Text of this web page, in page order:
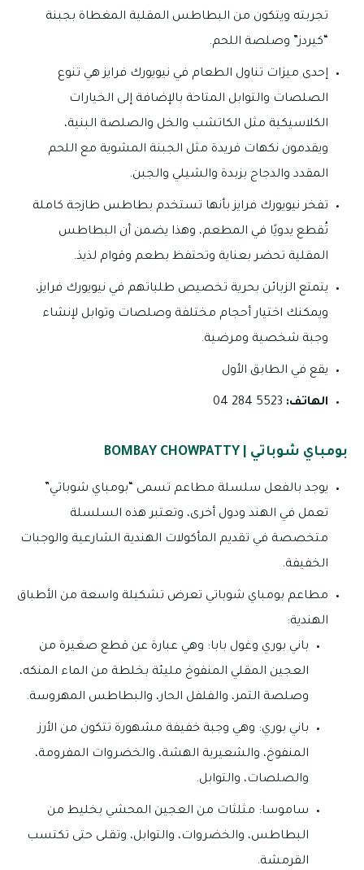
تجربته ويتكون من البطاطس المقلية المغطاة بجبنة
“كيردز” وصلصة اللحم.
إحدى ميزات تناول الطعام في نيويورك فرايز هي تنوع
الصلصات والتوابل المتاحة بالإضافة إلى الخيارات
الكلاسيكية مثل الكاتشب والخل والصلصة البنية،
ويقدمون نكهات فريدة مثل الجبنة المشوية مع اللحم
المقدد والدجاج بزبدة والشيلي والجبن.
تفخر نيويورك فرايز بأنها تستخدم بطاطس طازجة كاملة
تُقطع يدويًا في المطعم، وهذا يضمن أن البطاطس
المقلية تحضر بعناية وتحتفظ بطعم وقوام لذيذ.
يتمتع الزبائن بحرية تخصيص طلباتهم في نيويورك فرايز،
ويمكنك اختيار أحجام مختلفة وصلصات وتوابل لإنشاء
وجبة شخصية ومرضية.
يقع في الطابق الأول
الهاتف:
بومباي شوباتي | BOMBAY CHOWPATTY
يوجد بالفعل سلسلة مطاعم تسمى “بومباي شوباتي”
تعمل في الهند ودول أخرى، وتعتبر هذه السلسلة
متخصصة في تقديم المأكولات الهندية الشارعية والوجبات
الخفيفة.
مطاعم بومباي شوباتي تعرض تشكيلة واسعة من الأطباق
الهندية:
باني بوري وغول بابا: وهي عبارة عن قطع صغيرة من
العجين المقلي المنفوخ مليئة بخلطة من الماء المنكه،
وصلصة التمر، والفلفل الحار، والبطاطس المهروسة.
باني بوري: وهي وجبة خفيفة مشهورة تتكون من الأرز
المنفوخ، والشعيرية الهشة، والخضروات المفرومة،
والصلصات، والتوابل.
ساموسا: مثلثات من العجين المحشي بخليط من
البطاطس، والخضروات، والتوابل، وتقلى حتى تكتسب
القرمشة.